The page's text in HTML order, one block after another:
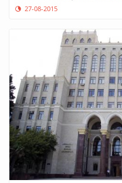
27-08-2015